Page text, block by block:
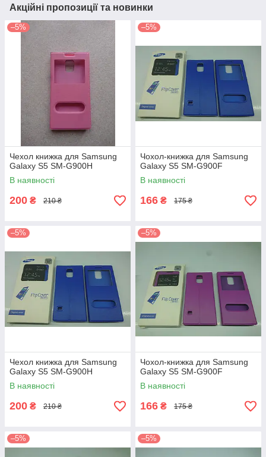
Акційні пропозиції та новинки
–5%
Чехол книжка для Samsung
Galaxy S5 SM-G900H
В наявності
200 ₴ 210 ₴
–5%
Чохол-книжка для Samsung
Galaxy S5 SM-G900F
В наявності
166 ₴ 175 ₴
–5%
Чехол книжка для Samsung
Galaxy S5 SM-G900H
В наявності
200 ₴ 210 ₴
–5%
Чохол-книжка для Samsung
Galaxy S5 SM-G900F
В наявності
166 ₴ 175 ₴
–5% –5%